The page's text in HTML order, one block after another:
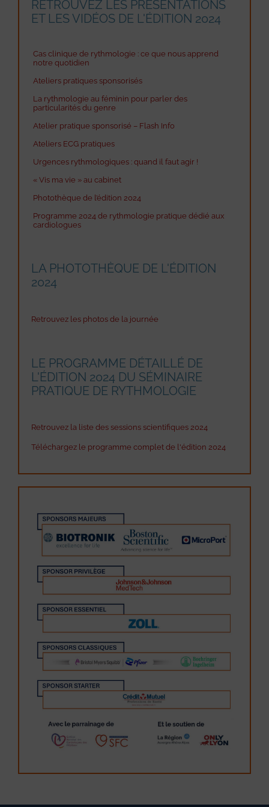
RETROUVEZ LES PRÉSENTATIONS
ET LES VIDÉOS DE L'ÉDITION 2024
Cas clinique de rythmologie : ce que nous apprend
notre quotidien
Ateliers pratiques sponsorisés
La rythmologie au féminin pour parler des
particularités du genre
Atelier pratique sponsorisé – Flash Info
Ateliers ECG pratiques
Urgences rythmologiques : quand il faut agir !
« Vis ma vie » au cabinet
Photothèque de l’édition 2024
Programme 2024 de rythmologie pratique dédié aux
cardiologues
LA PHOTOTHÈQUE DE L'ÉDITION
2024
Retrouvez les photos de la journée
LE PROGRAMME DÉTAILLÉ DE
L'ÉDITION 2024 DU SÉMINAIRE
PRATIQUE DE RYTHMOLOGIE
Retrouvez la liste des sessions scientifiques 2024
Téléchargez le programme complet de l'édition 2024